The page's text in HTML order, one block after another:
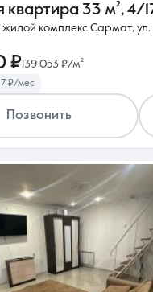
квартира 33 м², 4/
комплекс Сармат,
₽ 139 053 ₽/м²
₽/мес
Позвонить